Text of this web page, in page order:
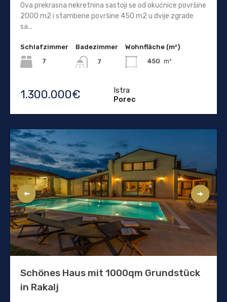
Ova prekrasna nekretnina sastoji se od okućnice površine
2000 m2 i stambene površine 450 m2 u dvije zgrade
sa...
Schlafzimmer
7
Badezimmer
7
Wohnfläche (m²)
450 m²
1.300.000€
Istra
Porec
Schönes Haus mit 1000qm Grundstück
in Rakalj